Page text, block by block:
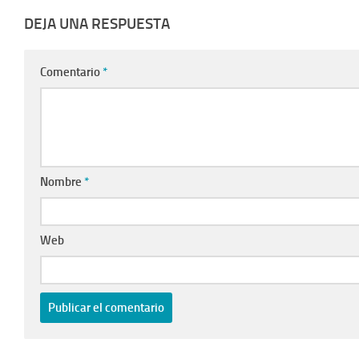
DEJA UNA RESPUESTA
Comentario *
Nombre *
Web